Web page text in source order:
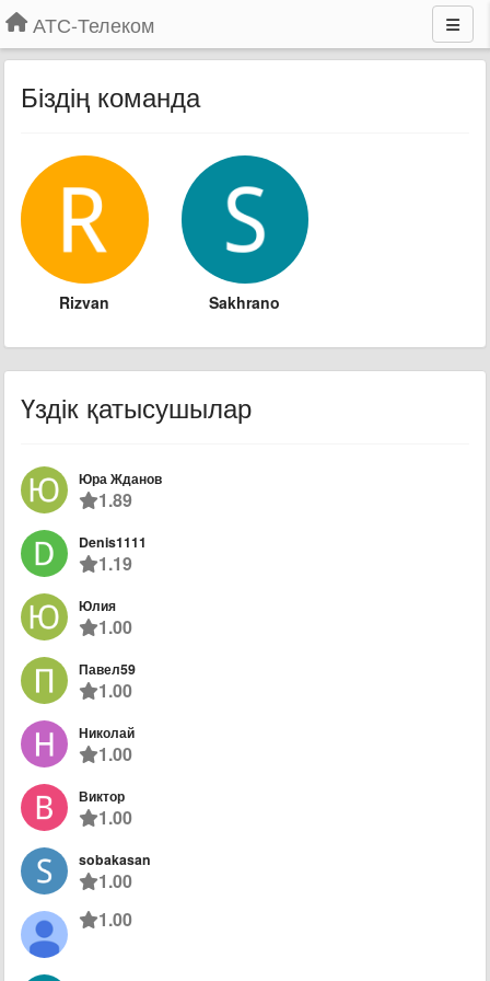
АТС-Телеком
Біздің команда
Rizvan Sakhrano
Үздік қатысушылар
Юра Жданов
1.89
Denis1111
1.19
Юлия
1.00
Павел59
1.00
Николай
1.00
Виктор
1.00
sobakasan
1.00
1.00